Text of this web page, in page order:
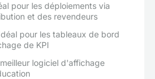
pour les déploiements via
et des revendeurs
pour les tableaux de bord
de KPI
logiciel d'affichage